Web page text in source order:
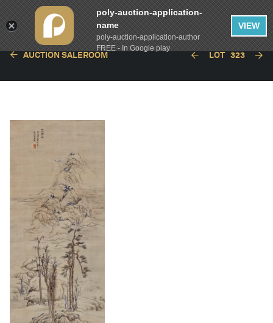
繁體中文
AUCTION SALEROOM LOT 323
poly-auction-application-
name
poly-auction-application-author
FREE - In Google play
VIEW